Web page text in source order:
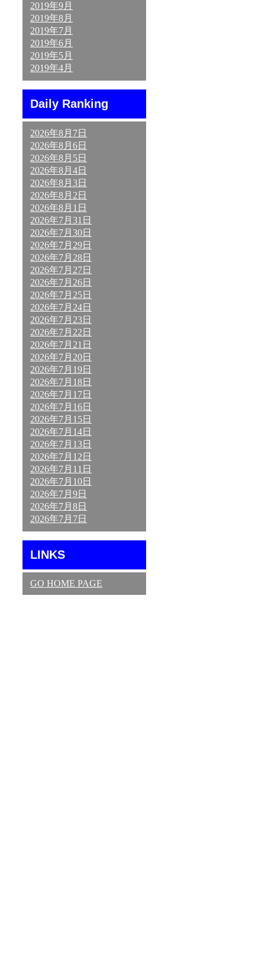
2019年9月
2019年8月
2019年7月
2019年6月
2019年5月
2019年4月
Daily Ranking
2026年8月7日
2026年8月6日
2026年8月5日
2026年8月4日
2026年8月3日
2026年8月2日
2026年8月1日
2026年7月31日
2026年7月30日
2026年7月29日
2026年7月28日
2026年7月27日
2026年7月26日
2026年7月25日
2026年7月24日
2026年7月23日
2026年7月22日
2026年7月21日
2026年7月20日
2026年7月19日
2026年7月18日
2026年7月17日
2026年7月16日
2026年7月15日
2026年7月14日
2026年7月13日
2026年7月12日
2026年7月11日
2026年7月10日
2026年7月9日
2026年7月8日
2026年7月7日
LINKS
GO HOME PAGE